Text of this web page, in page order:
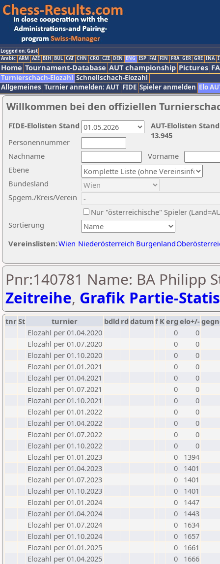
Logged on: Gast
Arabic ARM AZE BIH BUL CAT CHN CRO CZE DEN ENG ESP FAI FIN FRA GER GRE INA
Home Tournament-Database AUT championship Pictures
Turnierschach-Elozahl Schnellschach-Elozahl
Allgemeines Turnier anmelden: AUT FIDE Spieler anmelden Elo
Willkommen bei den offiziellen
Nachname
Vorname
Ebene
Sortierung
Personennummer
Bundesland
Spgem./Kreis/Verein
Nur "österreichische" Spieler
Vereinslisten:Wien Niederösterreich Burgenland
AUT-Elolisten
13.945
FIDE-Elolisten Stand
Pnr:140781 Name: BA Philipp
Zeitreihe, Grafik Partie-
tnrSt turnier bdld rd datumf Kerg elo+/-
Elozahl per 01.04.2020
0
0
Elozahl per 01.07.2020
0
0
Elozahl per 01.10.2020
0
0
Elozahl per 01.01.2021
0
0
Elozahl per 01.04.2021
0
0
Elozahl per 01.07.2021
0
0
Elozahl per 01.10.2021
0
0
Elozahl per 01.01.2022
0
0
Elozahl per 01.04.2022
0
0
Elozahl per 01.07.2022
0
0
Elozahl per 01.10.2022
0
0
Elozahl per 01.01.2023
0
1394
Elozahl per 01.04.2023
0
1401
Elozahl per 01.07.2023
0
1401
Elozahl per 01.10.2023
0
1401
Elozahl per 01.01.2024
0
1447
Elozahl per 01.04.2024
0
1443
Elozahl per 01.07.2024
0
1634
Elozahl per 01.10.2024
0
1657
Elozahl per 01.01.2025
0
1661
Elozahl per 01.04.2025
0
1666